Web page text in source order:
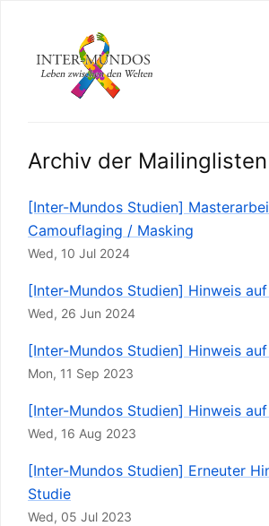
Archiv der Mailinglisten
[Inter-Mundos Studien]
Camouflaging / Masking
Wed, 10 Jul 2024
[Inter-Mundos Studien] Hinweis
Wed, 26 Jun 2024
[Inter-Mundos Studien] Hinweis
Mon, 11 Sep 2023
[Inter-Mundos Studien] Hinweis
Wed, 16 Aug 2023
[Inter-Mundos Studien] Erneuter
Studie
Wed, 05 Jul 2023